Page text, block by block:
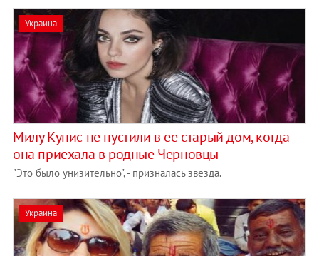
Украина
Милу Кунис не пустили в ее старый дом, когда
она приехала в родные Черновцы
"Это было унизительно", - призналась звезда.
Украина